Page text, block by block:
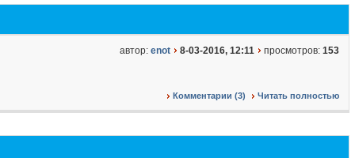
автор: enot 8-03-2016, 12:11 просмотров: 153
Комментарии (3) Читать полностью